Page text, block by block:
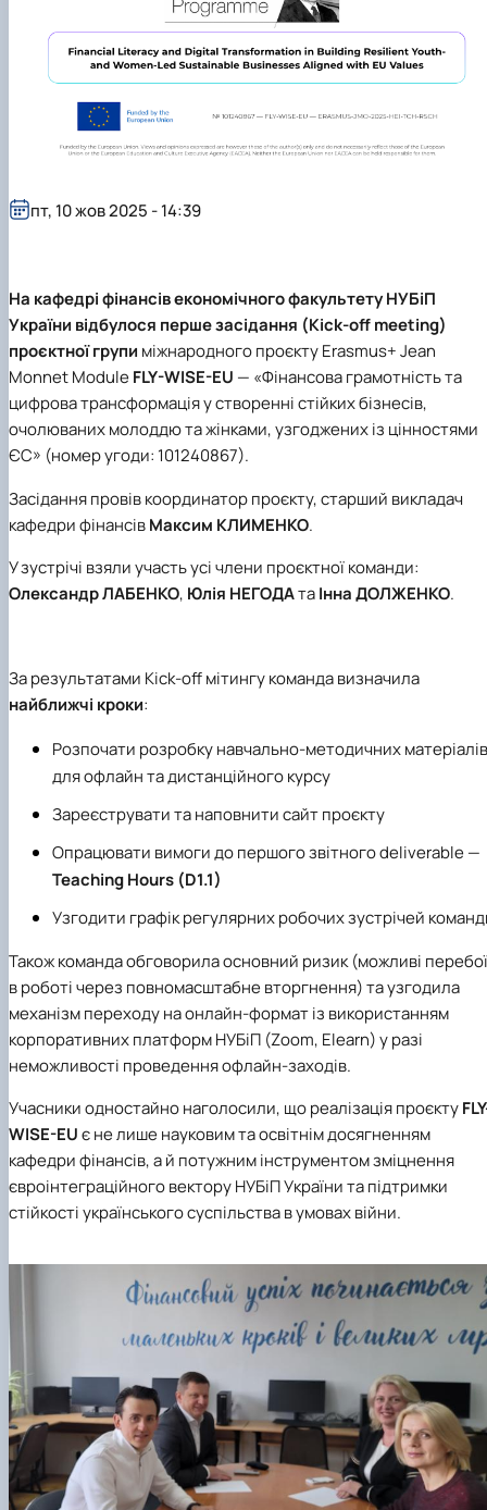
На кафедрі фінансів економічного факультету НУБіП
України відбулося перше засідання (Kick-off meeting)
проєктної групи міжнародного проєкту Erasmus+ Jean
Monnet ModuleFLY-WISE-EU — «Фінансова грамотність та
цифрова трансформація у створенні стійких бізнесів,
очолюваних молоддю та жінками, узгоджених із цінностями
ЄС» (номер угоди: 101240867).
Засідання провів координатор проєкту, старший викладач
кафедри фінансівМаксим КЛИМЕНКО.
У зустрічі взяли участь усі члени проєктної команди:
Олександр ЛАБЕНКО, Юлія НЕГОДАтаІнна ДОЛЖЕНКО.
За результатами Kick-off мітингу команда визначила
найближчі кроки:
Розпочати розробку навчально-методичних матеріалів
для офлайн та дистанційного курсу
Зареєструвати та наповнити сайт проєкту
Опрацювати вимоги до першого звітного deliverable —
Teaching Hours (D1.1)
Узгодити графік регулярних робочих зустрічей
Також команда обговорила основний ризик (можливі перебої
в роботі через повномасштабне вторгнення) та узгодила
механізм переходу на онлайн-формат із використанням
корпоративних платформ НУБіП (Zoom, Elearn) у разі
неможливості проведення офлайн-заходів.
Учасники одностайно наголосили, що реалізація проєкту
WISE-EUє не лише науковим та освітнім досягненням
кафедри фінансів, а й потужним інструментом зміцнення
євроінтеграційного вектору НУБіП України та підтримки
стійкості українського суспільства в умовах війни.
пт, 10 жов 2025 - 14:39